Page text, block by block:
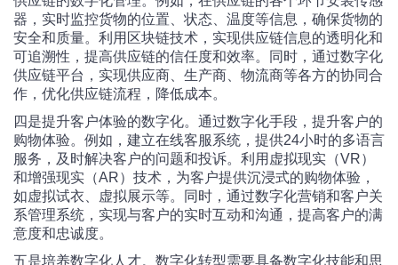
器，实时监控货物的位置、状态、温度等信息，确保货物的
安全和质量。利用区块链技术，实现供应链信息的透明化和
可追溯性，提高供应链的信任度和效率。同时，通过数字化
供应链平台，实现供应商、生产商、物流商等各方的协同合
作，优化供应链流程，降低成本。
四是提升客户体验的数字化。通过数字化手段，提升客户的
购物体验。例如，建立在线客服系统，提供24小时的多语言
服务，及时解决客户的问题和投诉。利用虚拟现实（VR）
和增强现实（AR）技术，为客户提供沉浸式的购物体验，
如虚拟试衣、虚拟展示等。同时，通过数字化营销和客户关
系管理系统，实现与客户的实时互动和沟通，提高客户的满
意度和忠诚度。
五是培养数字化人才。数字化转型需要具备数字化技能和思